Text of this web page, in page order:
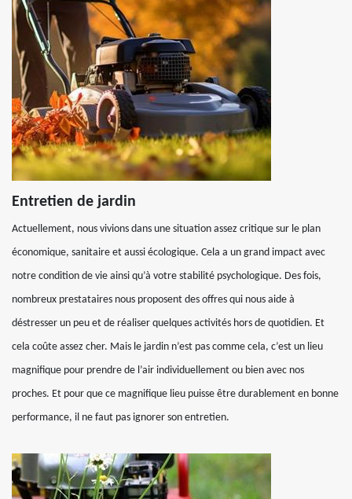
Entretien de jardin
Actuellement, nous vivions dans une situation assez critique sur le plan
économique, sanitaire et aussi écologique. Cela a un grand impact avec
notre condition de vie ainsi qu’à votre stabilité psychologique. Des fois,
nombreux prestataires nous proposent des offres qui nous aide à
déstresser un peu et de réaliser quelques activités hors de quotidien. Et
cela coûte assez cher. Mais le jardin n’est pas comme cela, c’est un lieu
magnifique pour prendre de l’air individuellement ou bien avec nos
proches. Et pour que ce magnifique lieu puisse être durablement en bonne
performance, il ne faut pas ignorer son entretien.